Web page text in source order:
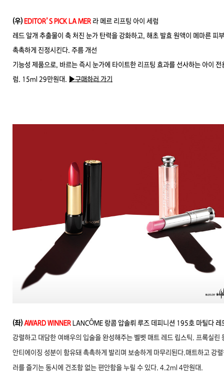
(우) EDITOR’S PICK LA MER 라 메르 리프팅 아이 세럼
레드 알개 추출물이 축 처진 눈가 탄력을 강화하고, 해초 발효 원액이 메마른 피
촉촉하게 진정시킨다. 주름 개선
기능성 제품으로, 바르는 즉시 눈가에 타이트한 리프팅 효과를 선사하는 아이 전
럼. 15ml 29만원대.
▶구매하러 가기
(좌)AWARD WINNERLANCÔME 랑콤 압솔뤼 루즈 데피니션 195호 마틸다 레
강렬하고 대담한 여배우의 입술을 완성해주는 벨벳 매트 레드 립스틱. 프록실린
안티에이징 성분이 함유돼 촉촉하게 발리며 보송하게 마무리된다.매트하고 강
러를 즐기는 동시에 건조함 없는 편안함을 누릴 수 있다. 4.2ml 4만원대.